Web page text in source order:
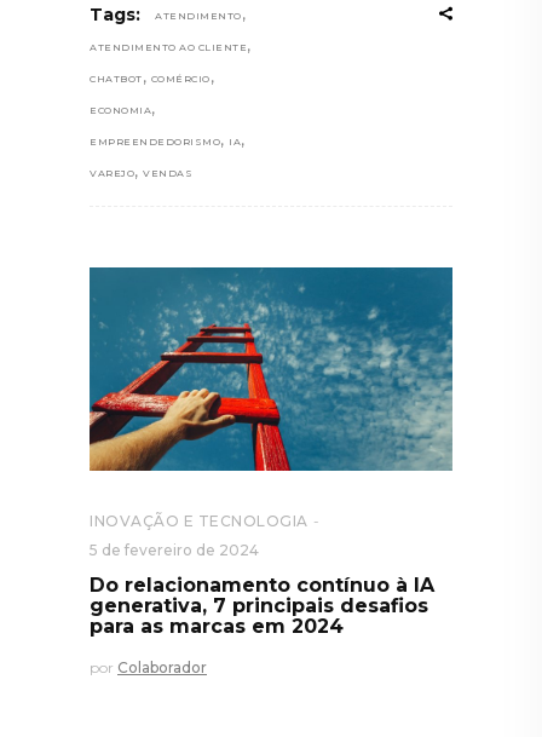
Tags: ATENDIMENTO ,
ATENDIMENTO AO CLIENTE ,
CHATBOT , COMÉRCIO ,
ECONOMIA ,
EMPREENDEDORISMO, IA ,
VAREJO, VENDAS
INOVAÇÃO E TECNOLOGIA
5 de fevereiro de 2024
Do relacionamento contínuo à IA
generativa, 7 principais desafios
para as marcas em 2024
por Colaborador